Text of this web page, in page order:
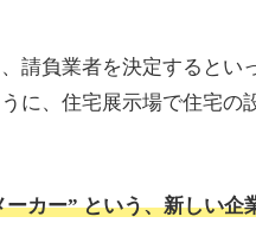
請負業者を決定するとい
に、住宅展示場で住宅の
カー” という、新しい企